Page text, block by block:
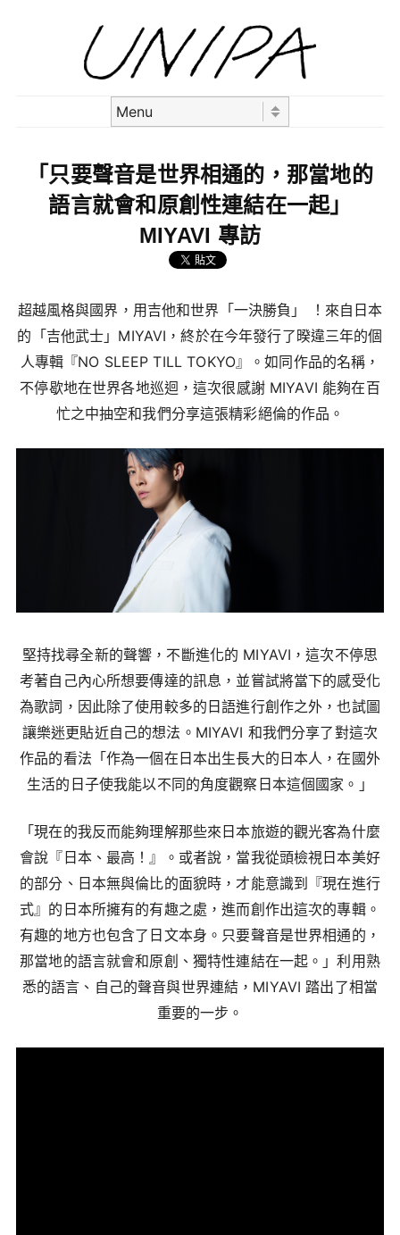
「只要聲音是世界相通的，那當地的
語言就會和原創性連結在一起」
MIYAVI 專訪
超越風格與國界，用吉他和世界「一決勝負」 ！來自日本
的「吉他武士」MIYAVI，終於在今年發行了暌違三年的個
人專輯『NO SLEEP TILL TOKYO』。如同作品的名稱，
不停歇地在世界各地巡迴，這次很感謝 MIYAVI 能夠在百
忙之中抽空和我們分享這張精彩絕倫的作品。
堅持找尋全新的聲響，不斷進化的 MIYAVI，這次不停思
考著自己內心所想要傳達的訊息，並嘗試將當下的感受化
為歌詞，因此除了使用較多的日語進行創作之外，也試圖
讓樂迷更貼近自己的想法。MIYAVI 和我們分享了對這次
作品的看法「作為一個在日本出生長大的日本人，在國外
生活的日子使我能以不同的角度觀察日本這個國家。」
「現在的我反而能夠理解那些來日本旅遊的觀光客為什麼
會說『日本、最高！』。或者說，當我從頭檢視日本美好
的部分、日本無與倫比的面貌時，才能意識到『現在進行
式』的日本所擁有的有趣之處，進而創作出這次的專輯。
有趣的地方也包含了日文本身。只要聲音是世界相通的，
那當地的語言就會和原創、獨特性連結在一起。」利用熟
悉的語言、自己的聲音與世界連結，MIYAVI 踏出了相當
重要的一步。